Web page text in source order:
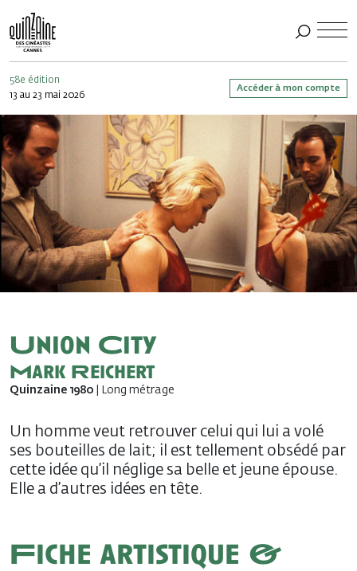
58e édition
13 au 23 mai 2026
Accéder à mon compte
Union City
Mark Reichert
Quinzaine 1980 | Long métrage
Un homme veut retrouver celui qui lui a volé
ses bouteilles de lait; il est tellement obsédé par
cette idée qu’il néglige sa belle et jeune épouse.
Elle a d’autres idées en tête.
Fiche artistique &